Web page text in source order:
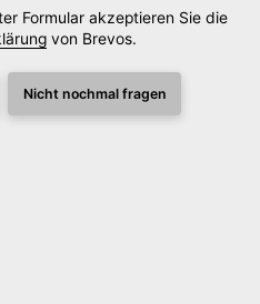
Formular akzeptieren Sie die
von Brevos.
Nicht nochmal fragen